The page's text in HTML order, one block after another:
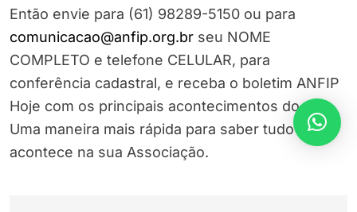
Então envie para (61) 98289-5150 ou para
comunicacao@anfip.org.br seu NOME
COMPLETO e telefone CELULAR, para
conferência cadastral, e receba o boletim ANFIP
Hoje com os principais acontecimentos do dia.
Uma maneira mais rápida para saber tudo que
acontece na sua Associação.